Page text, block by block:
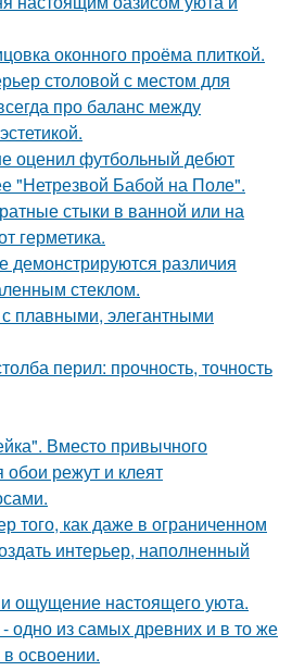
оконного проёма плиткой.
столовой с местом для
про баланс между
оценил футбольный дебют
"Нетрезвой Бабой на Поле".
стыки в ванной или на
герметика.
демонстрируются различия
стеклом.
плавными, элегантными
перил: прочность, точность
Вместо привычного
обои режут и клеят
того, как даже в ограниченном
интерьер, наполненный
ощущение настоящего уюта.
одно из самых древних и в то же
освоении.